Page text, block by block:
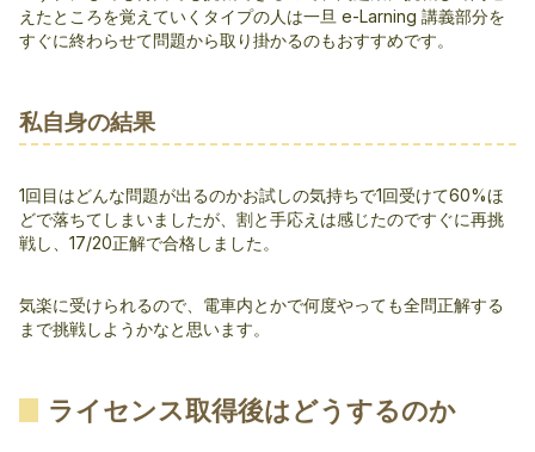
えたところを覚えていくタイプの人は一旦 e-Larning 講義部分を
すぐに終わらせて問題から取り掛かるのもおすすめです。
私自身の結果
1回目はどんな問題が出るのかお試しの気持ちで1回受けて60%ほ
どで落ちてしまいましたが、割と手応えは感じたのですぐに再挑
戦し、17/20正解で合格しました。
気楽に受けられるので、電車内とかで何度やっても全問正解する
まで挑戦しようかなと思います。
ライセンス取得後はどうするのか